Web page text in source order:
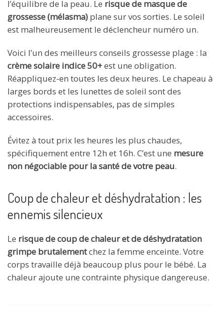
l’équilibre de la peau. Le risque de masque de
grossesse (mélasma) plane sur vos sorties. Le soleil
est malheureusement le déclencheur numéro un.
Voici l’un des meilleurs conseils grossesse plage : la
crème solaire indice 50+est une obligation.
Réappliquez-en toutes les deux heures. Le chapeau à
larges bords et les lunettes de soleil sont des
protections indispensables, pas de simples
accessoires.
Évitez à tout prix les heures les plus chaudes,
spécifiquement entre 12h et 16h. C’est une mesure
non négociable pour la santé de votre peau.
Coup de chaleur et déshydratation : les
ennemis silencieux
Le risque de coup de chaleur et de déshydratation
grimpe brutalementchez la femme enceinte. Votre
corps travaille déjà beaucoup plus pour le bébé. La
chaleur ajoute une contrainte physique dangereuse.